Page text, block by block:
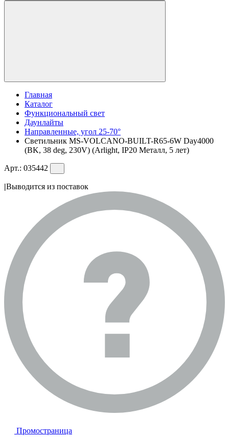
Главная
Каталог
Функциональный свет
Даунлайты
Направленные, угол 25-70°
Светильник MS-VOLCANO-BUILT-R65-6W Day4000
(BK, 38 deg, 230V) (Arlight, IP20 Металл, 5 лет)
Арт.: 035442
|Выводится из поставок
Промостраница